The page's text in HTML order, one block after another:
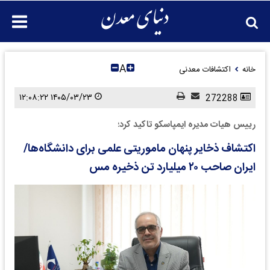
خانه اکتشافات معدنی A
رییس هیات مدیره ایمپاسکو تاکید کرد؛
اکتشاف ذخایر پنهان ماموریتی علمی برای دانشگاه‌ها/
ایران صاحب ۲۰ میلیارد تن ذخیره مس